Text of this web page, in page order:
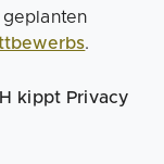
geplanten
.
kippt Privacy